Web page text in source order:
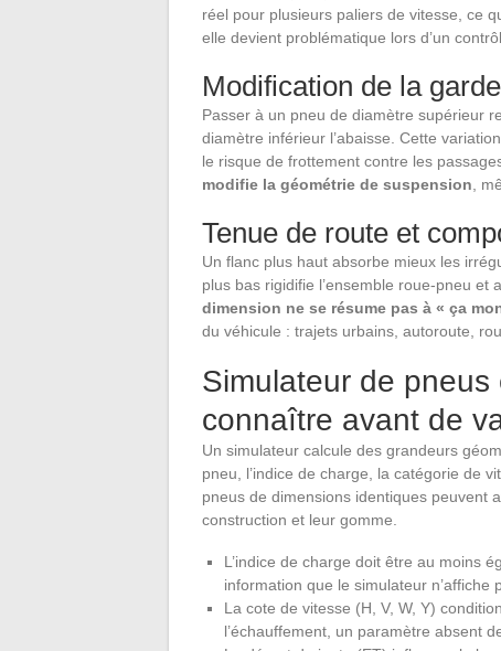
réel pour plusieurs paliers de vitesse, ce
elle devient problématique lors d’un
Modification de la
Passer à un pneu de diamètre supérieur
diamètre inférieur l’abaisse. Cette
le risque de frottement contre les
modifie la géométrie de suspension,
Tenue de route et
Un flanc plus haut absorbe mieux les
plus bas rigidifie l’ensemble roue-pneu
dimension ne se résume pas à « ça
du véhicule : trajets urbains, autoroute,
Simulateur de
connaître avant de
Un simulateur calcule des grandeurs
pneu, l’indice de charge, la catégorie de
pneus de dimensions identiques peuvent
construction et leur gomme.
L’indice de charge doit être au moins
information que le simulateur n’affiche
La cote de vitesse (H, V, W, Y)
l’échauffement, un paramètre absent